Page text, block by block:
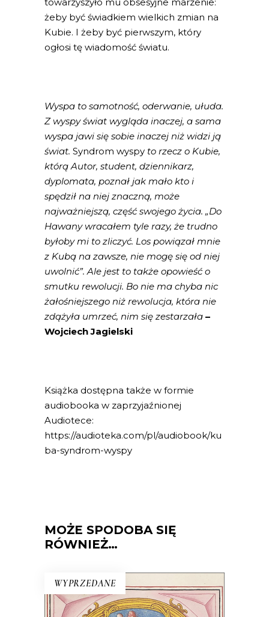
żeby być świadkiem wielkich zmian na
Kubie. I żeby być pierwszym, który
ogłosi tę wiadomość światu.
Wyspa to samotność, oderwanie, ułuda.
Z wyspy świat wygląda inaczej, a sama
wyspa jawi się sobie inaczej niż widzi ją
świat. Syndrom wyspy to rzecz o Kubie,
którą Autor, student, dziennikarz,
dyplomata, poznał jak mało kto i
spędził na niej znaczną, może
najważniejszą, część swojego życia. „Do
Hawany wracałem tyle razy, że trudno
byłoby mi to zliczyć. Los powiązał mnie
z Kubą na zawsze, nie mogę się od niej
uwolnić”. Ale jest to także opowieść o
smutku rewolucji. Bo nie ma chyba nic
żałośniejszego niż rewolucja, która nie
zdążyła umrzeć, nim się zestarzała –
Wojciech Jagielski
Książka dostępna także w formie
audiobooka w zaprzyjaźnionej
Audiotece:
https://audioteka.com/pl/audiobook/ku
ba-syndrom-wyspy
MOŻE SPODOBA SIĘ
RÓWNIEŻ…
WYPRZEDANE